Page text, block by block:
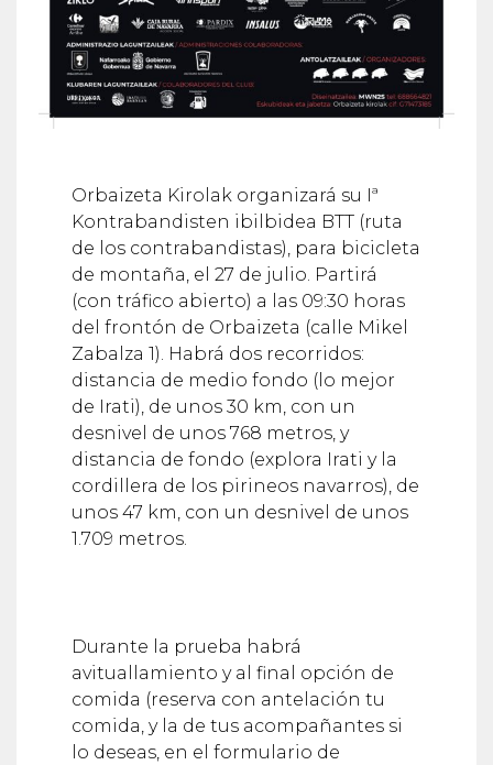
Orbaizeta Kirolak organizará su Iª
Kontrabandisten ibilbidea BTT (ruta
de los contrabandistas), para bicicleta
de montaña, el 27 de julio. Partirá
(con tráfico abierto) a las 09:30 horas
del frontón de Orbaizeta (calle Mikel
Zabalza 1). Habrá dos recorridos:
distancia de medio fondo (lo mejor
de Irati), de unos 30 km, con un
desnivel de unos 768 metros, y
distancia de fondo (explora Irati y la
cordillera de los pirineos navarros), de
unos 47 km, con un desnivel de unos
1.709 metros.
Durante la prueba habrá
avituallamiento y al final opción de
comida (reserva con antelación tu
comida, y la de tus acompañantes si
lo deseas, en el formulario de